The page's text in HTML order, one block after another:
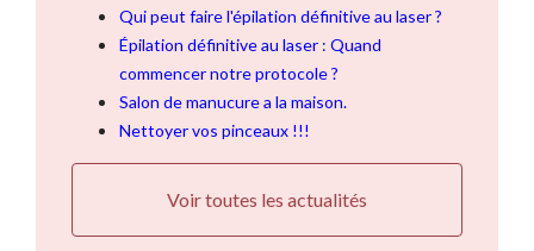
Qui peut faire l'épilation définitive au laser ?
Épilation définitive au laser : Quand
commencer notre protocole ?
Salon de manucure a la maison.
Nettoyer vos pinceaux !!!
Voir toutes les actualités